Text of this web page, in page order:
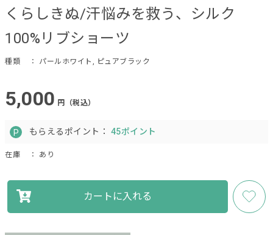
くらしきぬ/汗悩みを救う、シルク
100%リブショーツ
種類 ： パールホワイト, ピュアブラック
5,000 円（税込）
もらえるポイント： 45ポイント
在庫 ： あり
カートに入れる